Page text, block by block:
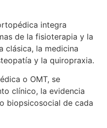
integra
de la fisioterapia y la
clásica, la medicina
y la quiropraxia.
o OMT, se
clínico, la evidencia
biopsicosocial de cada